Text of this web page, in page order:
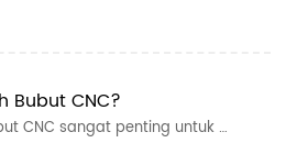
yang lebih rendah. Untuk mesin
Bubut CNC?
CNC sangat penting untuk